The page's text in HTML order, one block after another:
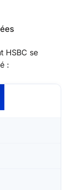
HSBC se
: